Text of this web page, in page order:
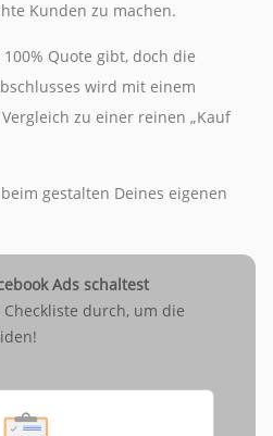
Kunden zu machen.
Quote gibt, doch die
wird mit einem
zu einer reinen „Kauf
gestalten Deines eigenen
Ads schaltest
durch, um die